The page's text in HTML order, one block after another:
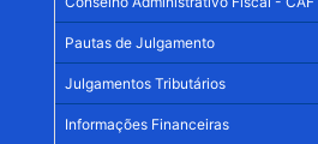
Pautas de Julgamento
Julgamentos Tributários
Informações Financeiras